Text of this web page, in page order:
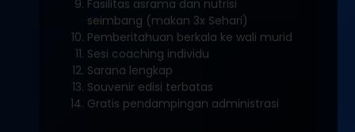
Fasilitas asrama dan nutrisi
seimbang (makan 3x Sehari)
Pemberitahuan berkala ke wali murid
Sesi coaching individu
Sarana lengkap
Souvenir edisi terbatas
Gratis pendampingan administrasi